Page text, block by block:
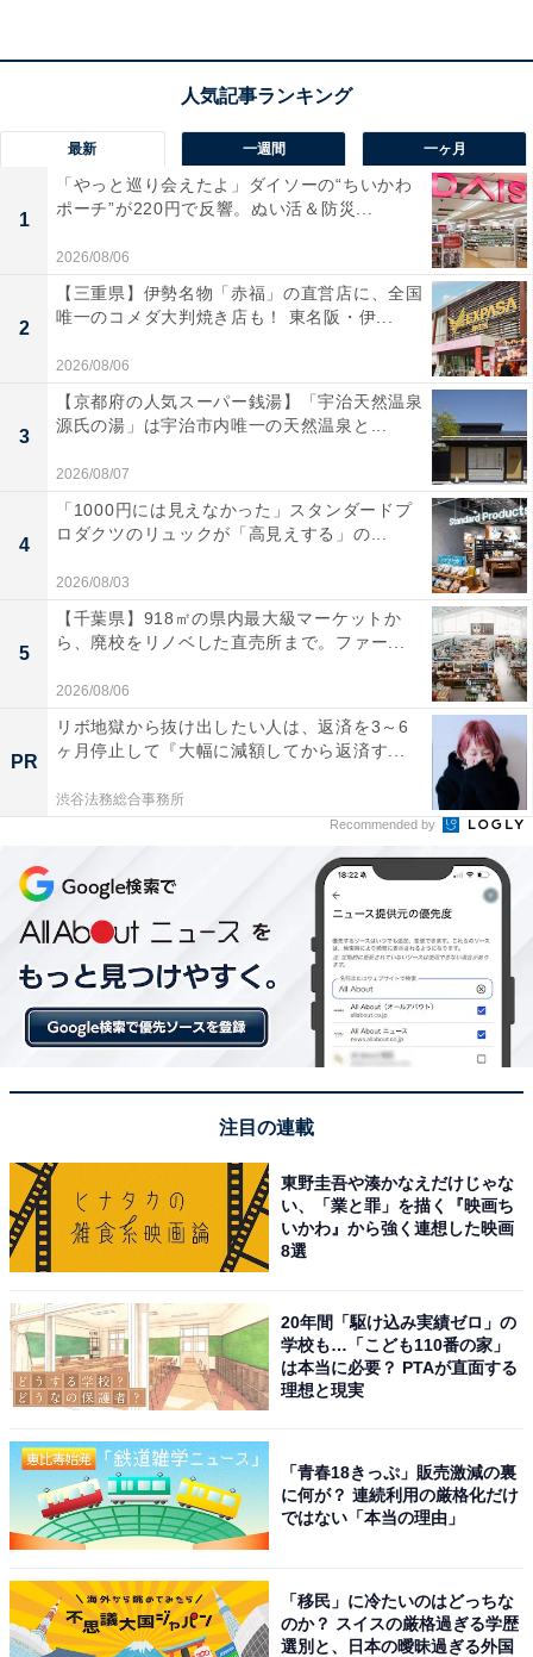
おいしい状態で味わえる小分けタイプ「タルタル
ソース」
ダイソー「キューピー タルタルソース」税込108円 JANコード：
4901577082160
タルタルソースが好きな人は多いでしょう。頻繁に揚げ
物をするご家庭ではスクイズボトルタイプを常備するの
もいいですが、そうでないのであれば、毎回おいしい状
態でタルタルソースを味わえる小分けタイプがおすす
め。本品は12gが4本入って税込108円。お弁当に添える
のにもおすすめです。
かきとだしのうま味がきいた「かき醤油」
最新 一週間 一ヶ月
1
「やっと巡り会えたよ」ダイソーの“ちいかわ
ポーチ”が220円で反響。ぬい活＆防災...
2026/08/06
2
【三重県】伊勢名物「赤福」の直営店に、全国
唯一のコメダ大判焼き店も！ 東名阪・伊...
2026/08/06
3
【京都府の人気スーパー銭湯】「宇治天然温泉
源氏の湯」は宇治市内唯一の天然温泉と...
2026/08/07
4
「1000円には見えなかった」スタンダードプ
ロダクツのリュックが「高見えする」の...
2026/08/03
5
【千葉県】918㎡の県内最大級マーケットか
ら、廃校をリノベした直売所まで。ファー...
2026/08/06
PR
リボ地獄から抜け出したい人は、返済を3～6
ヶ月停止して『大幅に減額してから返済す...
渋谷法務総合事務所
Recommended by
注目の連載
東野圭吾や湊かなえだけじゃな
い、「業と罪」を描く『映画ち
いかわ』から強く連想した映画
8選
20年間「駆け込み実績ゼロ」の
学校も…「こども110番の家」
は本当に必要？ PTAが直面する
理想と現実
「青春18きっぷ」販売激減の裏
に何が？ 連続利用の厳格化だけ
ではない「本当の理由」
「移民」に冷たいのはどっちな
のか？ スイスの厳格過ぎる学歴
選別と、日本の曖昧過ぎる外国